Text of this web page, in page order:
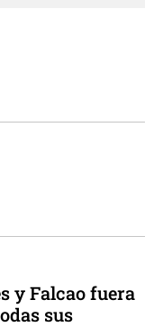
y Falcao fuera
sus